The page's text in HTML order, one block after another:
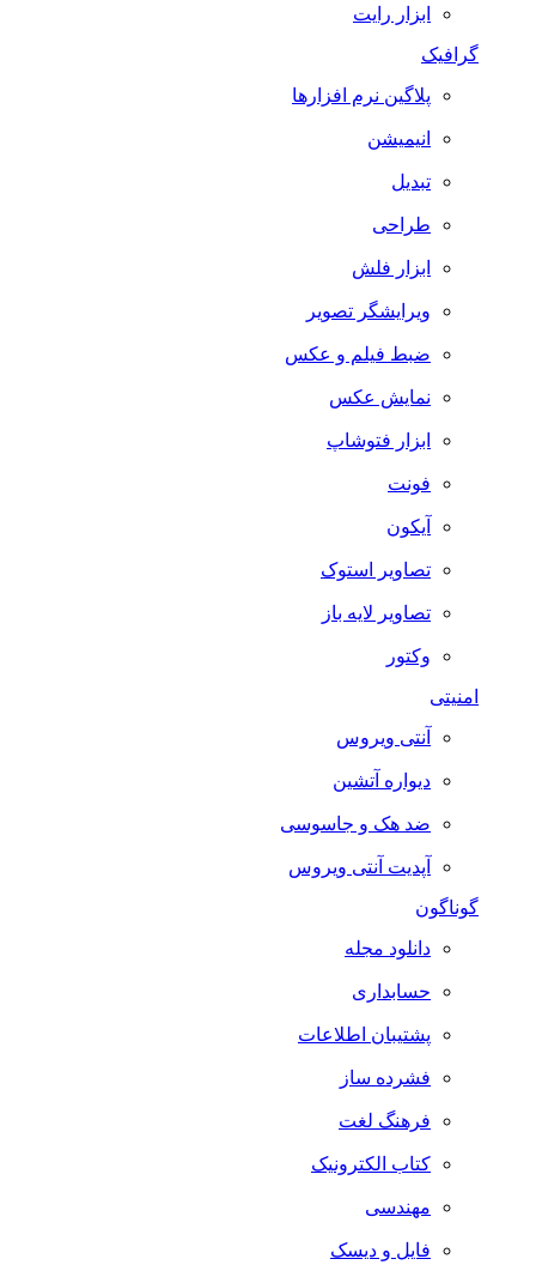
ابزار رایت
گرافیک
پلاگین نرم افزارها
انیمیشن
تبدیل
طراحی
ابزار فلش
ویرایشگر تصویر
ضبط فيلم و عكس
نمایش عکس
ابزار فتوشاپ
فونت
آیکون
تصاویر استوک
تصاویر لایه باز
وکتور
امنیتی
آنتی ویروس
دیواره آتشین
ضد هک و جاسوسی
آپدیت آنتی ویروس
گوناگون
دانلود مجله
حسابداری
پشتیبان اطلاعات
فشرده ساز
فرهنگ لغت
کتاب الکترونیک
مهندسی
فایل و دیسک